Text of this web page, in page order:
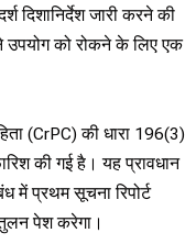
दिशानिर्देश जारी करने की
उपयोग को रोकने के लिए एक
(CrPC) की धारा 196(3)
की गई है। यह प्रावधान
प्रथम सूचना रिपोर्ट
पेश करेगा।